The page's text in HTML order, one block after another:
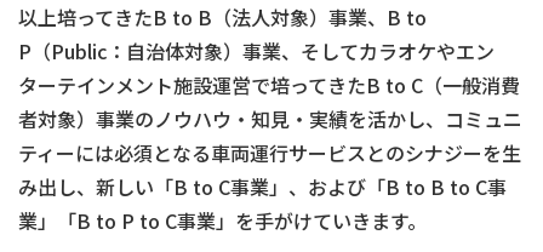
以上培ってきたB to B（法人対象）事業、B to
P（Public：自治体対象）事業、そしてカラオケやエン
ターテインメント施設運営で培ってきたB to C（一般消費
者対象）事業のノウハウ・知見・実績を活かし、コミュニ
ティーには必須となる車両運行サービスとのシナジーを生
み出し、新しい「B to C事業」、および「B to B to C事
業」「B to P to C事業」を手がけていきます。